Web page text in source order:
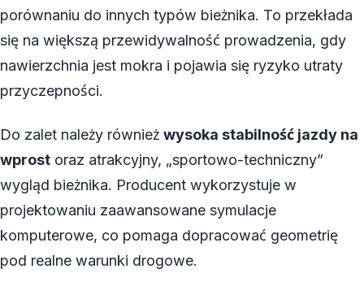
porównaniu do innych typów bieżnika. To przekłada
się na większą przewidywalność prowadzenia, gdy
nawierzchnia jest mokra i pojawia się ryzyko utraty
przyczepności.
Do zalet należy również wysoka stabilność jazdy na
wprost oraz atrakcyjny, „sportowo-techniczny”
wygląd bieżnika. Producent wykorzystuje w
projektowaniu zaawansowane symulacje
komputerowe, co pomaga dopracować geometrię
pod realne warunki drogowe.